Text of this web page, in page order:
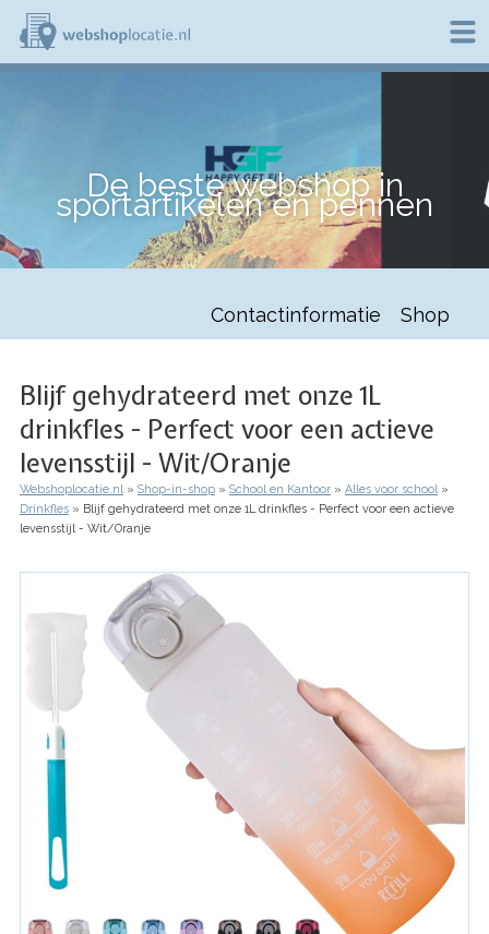
Overslaan
naar
c
De beste webshop in
sportartikelen en pennen
Contactinformatie Shop
Blijf gehydrateerd met onze 1L
drinkfles - Perfect voor een actieve
levensstijl - Wit/Oranje
Kruimelpad
Webshoplocatie.nl Shop-in-shop School en Kantoor
Alles voor school
Drinkfles
Blijf gehydrateerd met onze 1L drinkfles - Perfect voor een actieve
levensstijl - Wit/Oranje